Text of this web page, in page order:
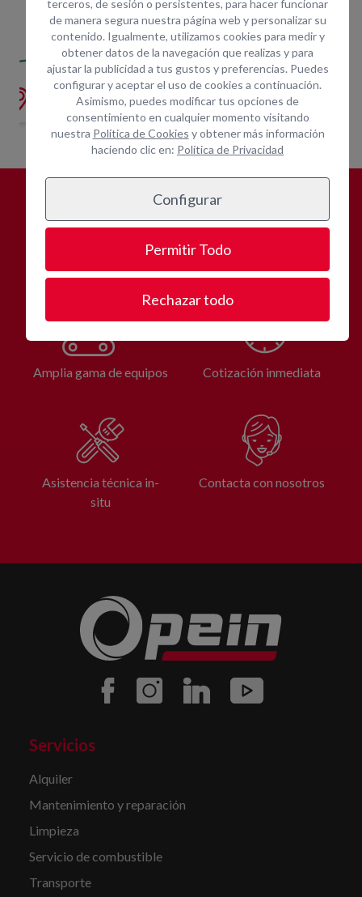
AIR ONE 300
MAQUINILLO MONOFÁSICO 300 KG 30 M
Indique ubicación
para mostrar
precios
BÍPODE + CAJÓN
Indique ubicación
para mostrar
precios
ALQUILAR CON
OPEIN?
Amplia gama de equipos Cotización inmediata
Asistencia técnica in-
situ
Contacta con nosotros
Servicios
Alquiler
Mantenimiento y reparación
Limpieza
Servicio de combustible
Transporte
terceros, de sesión o persistentes, para hacer funcionar
de manera segura nuestra página web y personalizar su
contenido. Igualmente, utilizamos cookies para medir y
obtener datos de la navegación que realizas y para
ajustar la publicidad a tus gustos y preferencias. Puedes
configurar y aceptar el uso de cookies a continuación.
Asimismo, puedes modificar tus opciones de
consentimiento en cualquier momento visitando
nuestra Política de Cookies y obtener más información
haciendo clic en: Política de Privacidad
Configurar
Permitir Todo
Rechazar todo